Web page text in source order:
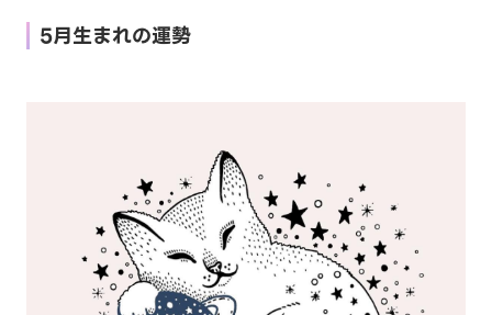
5月生まれの運勢